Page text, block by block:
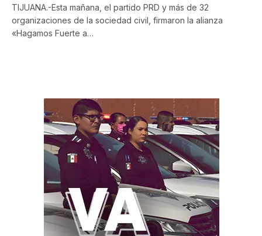
TIJUANA.-Esta mañana, el partido PRD y más de 32
organizaciones de la sociedad civil, firmaron la alianza
«Hagamos Fuerte a…